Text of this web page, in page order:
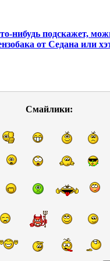
нибудь подскажет,
от Седана или
Смайлики: